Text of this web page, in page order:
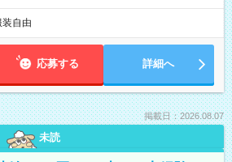
装自由
応募する 詳細へ
掲載日：2026.08.07
未読